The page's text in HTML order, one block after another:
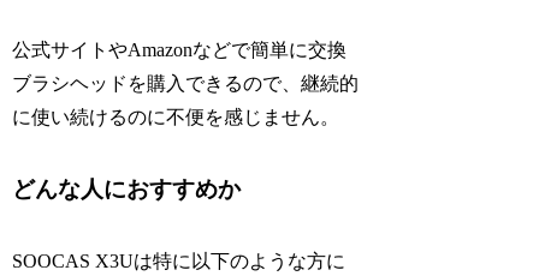
公式サイトやAmazonなどで簡単に交換
ブラシヘッドを購入できるので、継続的
に使い続けるのに不便を感じません。
どんな人におすすめか
SOOCAS X3Uは特に以下のような方に